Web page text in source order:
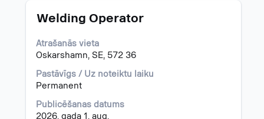
Amats
Welding Operator
Atrašanās vieta
Oskarshamn, SE, 572 36
Pastāvīgs / Uz noteiktu laiku
Permanent
Publicēšanas datums
2026. gada 1. aug.
Atlasiet,
atstarpes
taustiņu,
skatītu
visu
par